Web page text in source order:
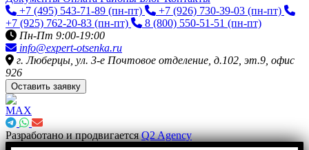
+7 (495) 543-71-89 (пн-пт) +7 (926) 730-39-03 (пн-пт)
+7 (925) 762-20-83 (пн-пт) 8 (800) 550-51-51 (пн-пт)
Пн-Пт 9:00-19:00
info@expert-otsenka.ru
г. Люберцы, ул. 3-е Почтовое отделение, д.102, эт.9, офис
926
Оставить заявку
Разработано и продвигаетсяQ2 Agency